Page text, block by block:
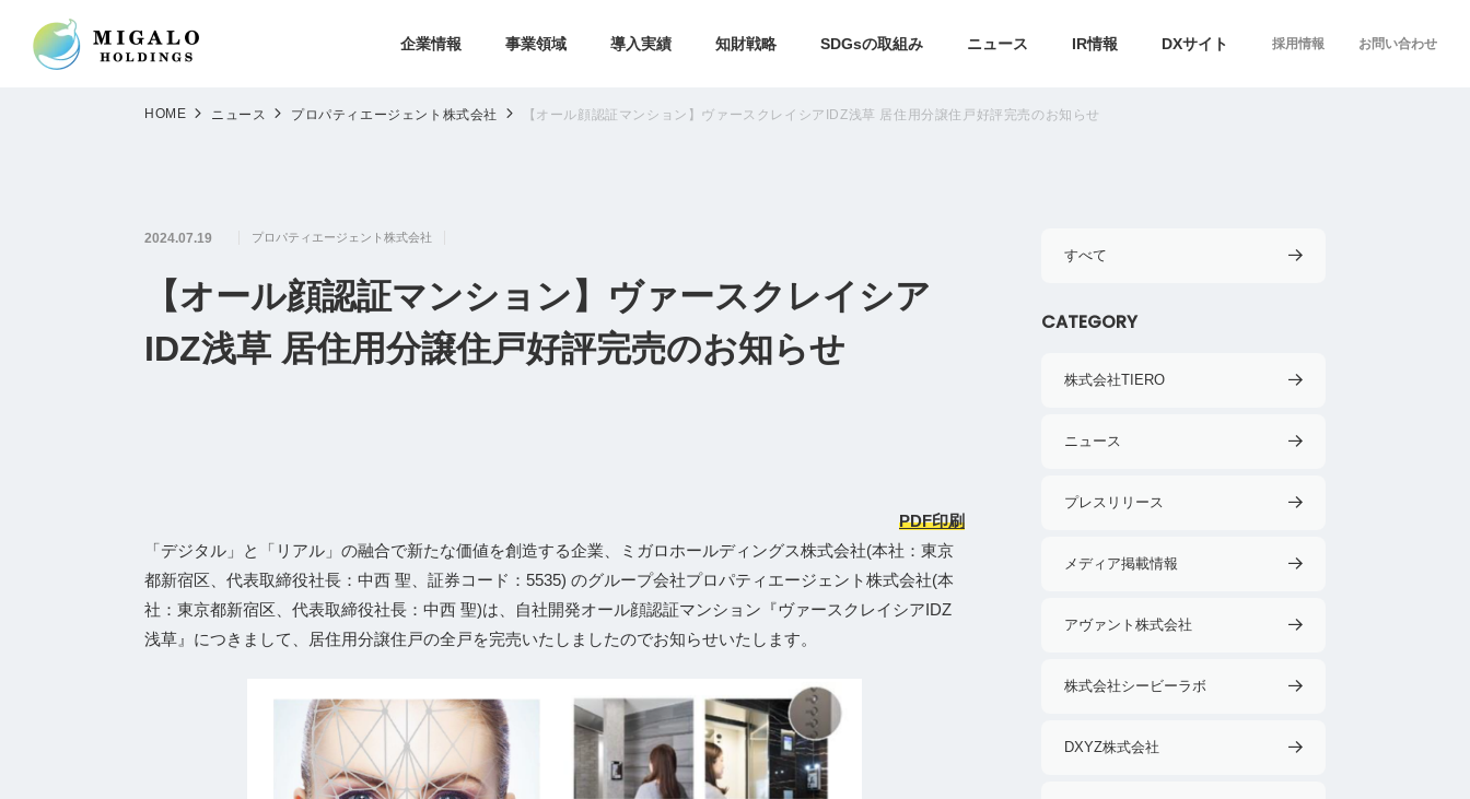
企業情報 事業領域 導入実績 知財戦略 SDGsの取組み ニュース IR情報 DXサイト 採用情報 お問い合わせ
HOME ニュース プロパティエージェント株式会社 【オール顔認証マンション】ヴァースクレイシアIDZ浅草 居住用分譲住戸好評完売のお知らせ
2024.07.19 プロパティエージェント株式会社
【オール顔認証マンション】ヴァースクレイシア
IDZ浅草 居住用分譲住戸好評完売のお知らせ
PDF印刷
「デジタル」と「リアル」の融合で新たな価値を創造する企業、ミガロホールディングス株式会社(本社：東京
都新宿区、代表取締役社⻑：中⻄ 聖、証券コード：5535) のグループ会社プロパティエージェント株式会社(本
社：東京都新宿区、代表取締役社長：中西 聖)は、自社開発オール顔認証マンション『ヴァースクレイシアIDZ
浅草』につきまして、居住用分譲住戸の全戸を完売いたしましたのでお知らせいたします。
すべて
CATEGORY
株式会社TIERO
ニュース
プレスリリース
メディア掲載情報
アヴァント株式会社
株式会社シービーラボ
DXYZ株式会社